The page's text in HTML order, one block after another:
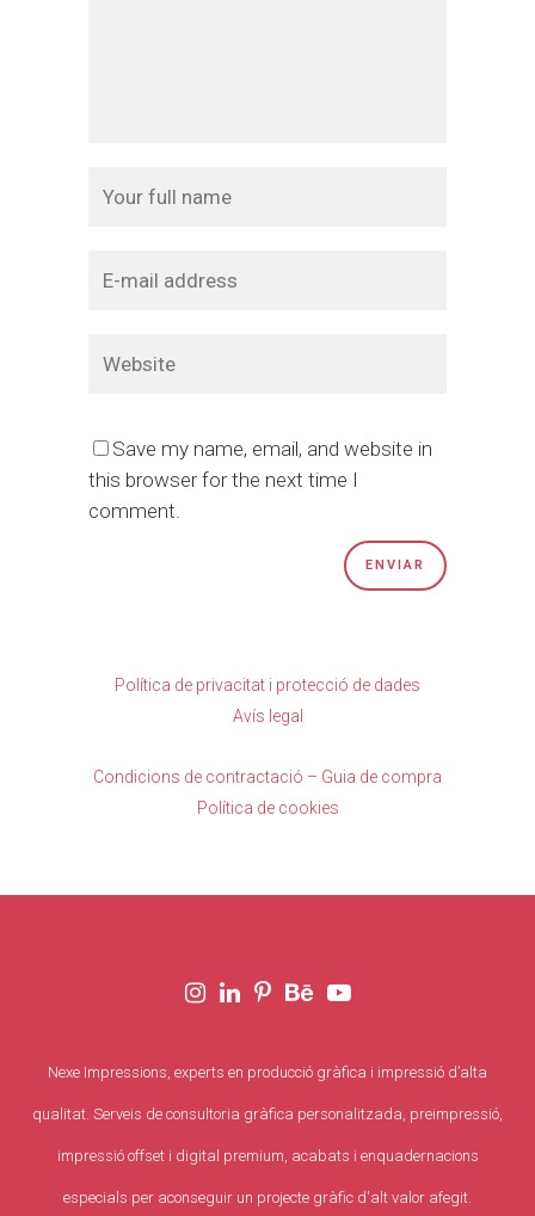
Save my name, email, and website in
this browser for the next time I
comment.
Política de privacitat i protecció de dades
Avís legal
Condicions de contractació – Guia de compra
Política de cookies
Nexe Impressions, experts en producció gràfica i impressió d’alta
qualitat. Serveis de consultoria gràfica personalitzada, preimpressió,
impressió offset i digital premium, acabats i enquadernacions
especials per aconseguir un projecte gràfic d'alt valor afegit.